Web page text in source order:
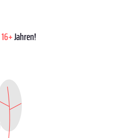
16+Jahren!